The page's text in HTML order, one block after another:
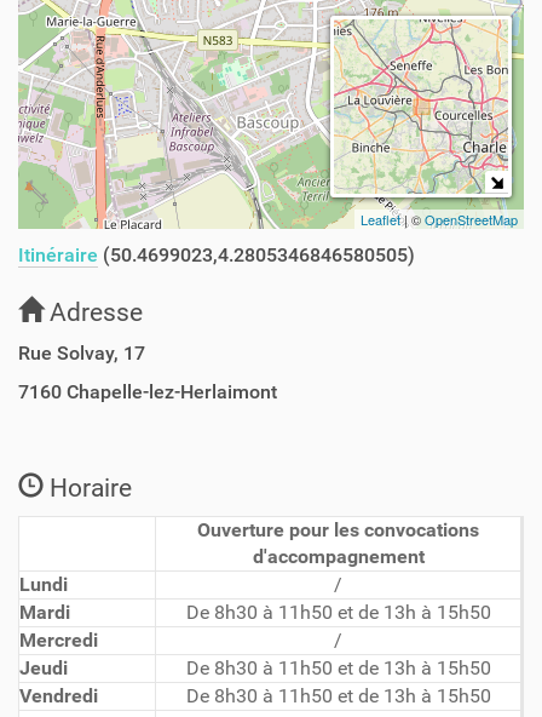
Leaflet| ©OpenStreetMap
Itinéraire (50.4699023,4.2805346846580505)
Adresse
Rue Solvay, 17
7160 Chapelle-lez-Herlaimont
Horaire
Ouverture pour les convocations
d'accompagnement
Lundi
/
Mardi
De 8h30 à 11h50 et de 13h à 15h50
Mercredi
/
Jeudi
De 8h30 à 11h50 et de 13h à 15h50
Vendredi
De 8h30 à 11h50 et de 13h à 15h50